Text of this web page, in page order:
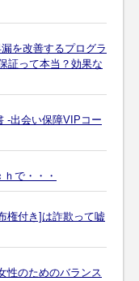
を改善するプログラ
証って本当？効果な
-出会い保障VIPコー
で・・・
権付き]は詐欺って嘘
性のためのバランス